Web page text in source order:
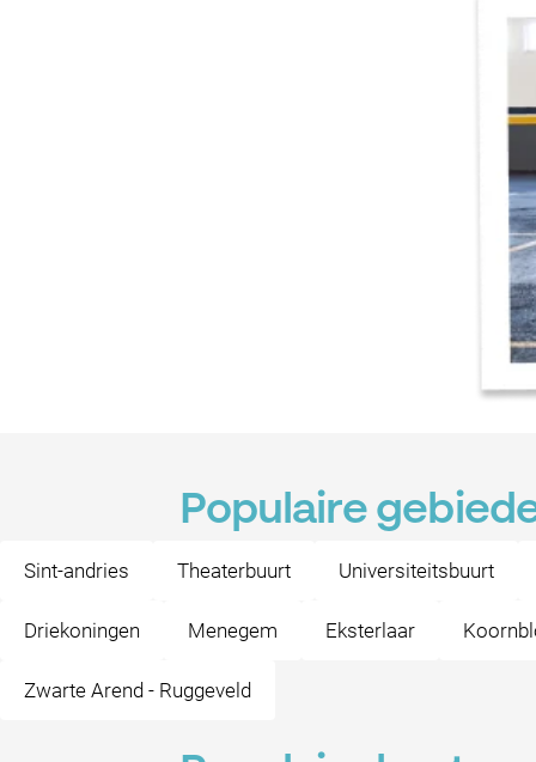
Populaire
Sint-andries Theaterbuurt Universiteitsbuurt
Driekoningen Menegem Eksterlaar
Zwarte Arend - Ruggeveld